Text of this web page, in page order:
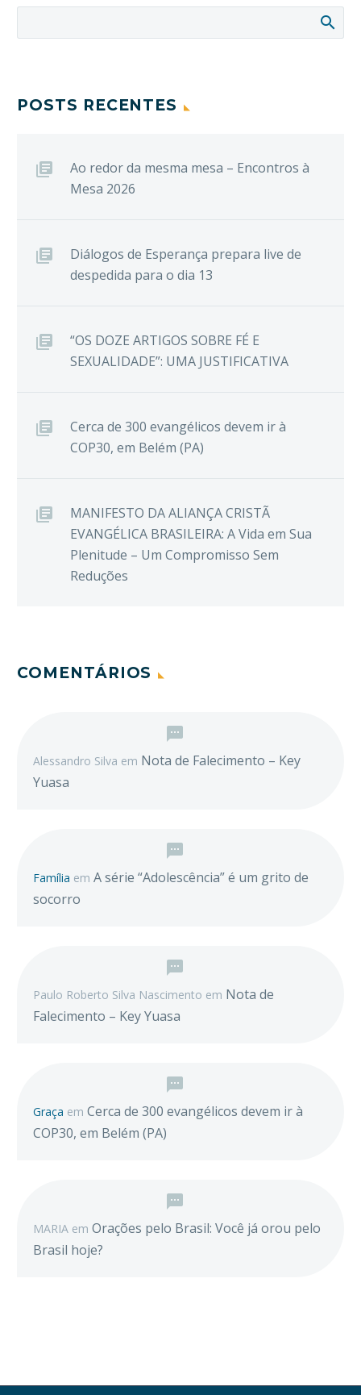
POSTS RECENTES
Ao redor da mesma mesa – Encontros à
Mesa 2026
Diálogos de Esperança prepara live de
despedida para o dia 13
“OS DOZE ARTIGOS SOBRE FÉ E
SEXUALIDADE”: UMA JUSTIFICATIVA
Cerca de 300 evangélicos devem ir à
COP30, em Belém (PA)
MANIFESTO DA ALIANÇA CRISTÃ
EVANGÉLICA BRASILEIRA: A Vida em Sua
Plenitude – Um Compromisso Sem
Reduções
COMENTÁRIOS
Alessandro Silva em Nota de Falecimento – Key
Yuasa
Família em A série “Adolescência” é um grito de
socorro
Paulo Roberto Silva Nascimento em Nota de
Falecimento – Key Yuasa
Graça em Cerca de 300 evangélicos devem ir à
COP30, em Belém (PA)
MARIA em Orações pelo Brasil: Você já orou pelo
Brasil hoje?